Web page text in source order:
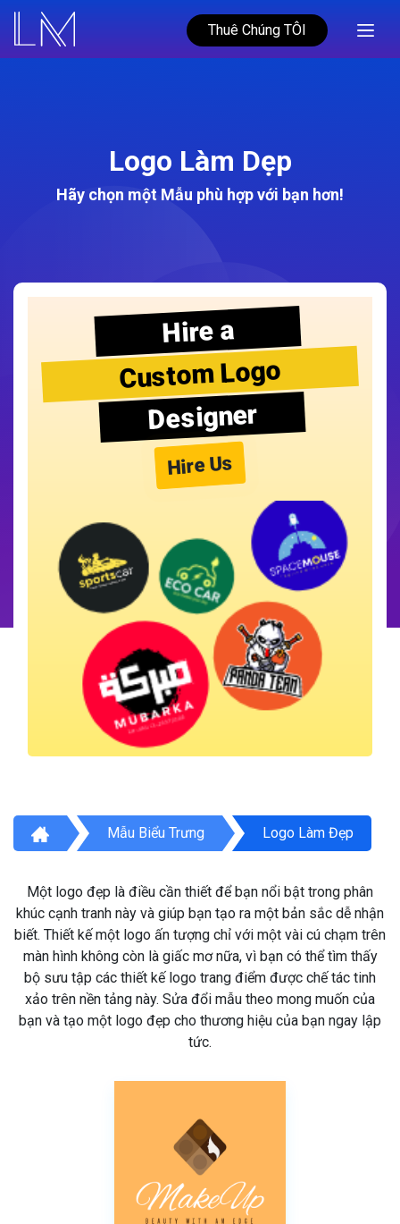
Thuê Chúng TÔI
Logo Làm Dẹp
Hãy chọn một Mẫu phù hợp với bạn hơn!
Hire a
Custom Logo
Designer
Hire Us
Mẫu Biểu Trưng Logo Làm Đẹp
Một logo đẹp là điều cần thiết để bạn nổi bật trong phân
khúc cạnh tranh này và giúp bạn tạo ra một bản sắc dễ nhận
biết. Thiết kế một logo ấn tượng chỉ với một vài cú chạm trên
màn hình không còn là giấc mơ nữa, vì bạn có thể tìm thấy
bộ sưu tập các thiết kế logo trang điểm được chế tác tinh
xảo trên nền tảng này. Sửa đổi mẫu theo mong muốn của
bạn và tạo một logo đẹp cho thương hiệu của bạn ngay lập
tức.